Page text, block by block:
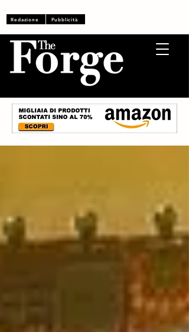
Redazione Pubblicità